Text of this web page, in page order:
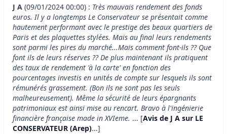
J A (09/01/2024 00:00) : Très mauvais rendement des fonds
euros. Il y a longtemps Le Conservateur se présentait comme
hautement performant avec le prestige des beaux quartiers de
Paris et des plaquettes stylées. Mais au final leurs rendements
sont parmi les pires du marché...Mais comment font-ils ?? Que
font ils de leurs réserves ?? De plus maintenant ils pratiquent
des taux de rendement 'à la carte' en fonction des
pourcentages investis en unités de compte sur lesquels ils sont
rémunérés grassement. (Bon ils ne sont pas les seuls
malheureusement). Même la sécurité de leurs épargnants
patrimoniaux est ainsi mise au rencart. Bravo à l'ingénierie
financière française made in XVIeme. ... [Avis de J A sur LE
CONSERVATEUR (Arep)...]